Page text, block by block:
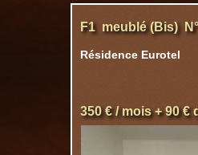
F1 meublé (Bis)
Résidence Eurotel
350 € / mois + 90 €